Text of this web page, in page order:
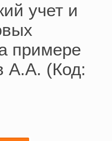
учет и
примере
А.А. (Код: